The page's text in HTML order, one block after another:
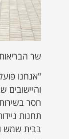
שר
"אנחנו
חסר
תחנות
בבית שמש